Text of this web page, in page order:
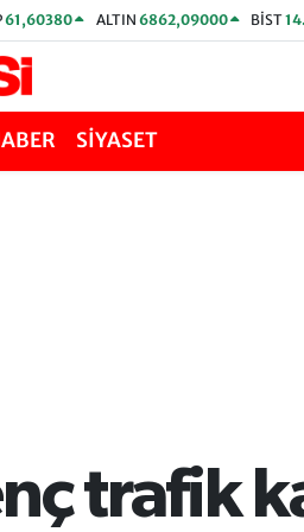
61,60380 ALTIN 6862,09000 BİST
SİYASET
trafik